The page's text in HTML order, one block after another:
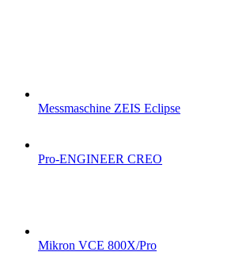
Messmaschine ZEIS Eclipse
Pro-ENGINEER CREO
Mikron VCE 800X/Pro